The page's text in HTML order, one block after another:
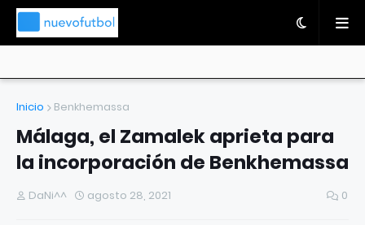
Inicio Benkhemassa
Málaga, el Zamalek aprieta para
la incorporación de Benkhemassa
DaNi^^ agosto 28, 2021 0